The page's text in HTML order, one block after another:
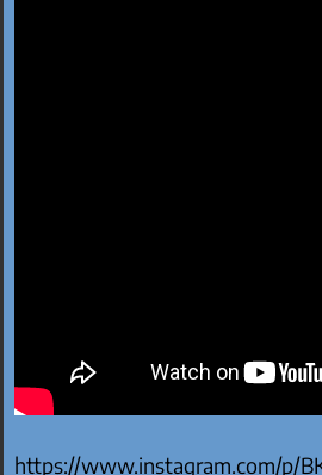
https://www.instagram.com/p/